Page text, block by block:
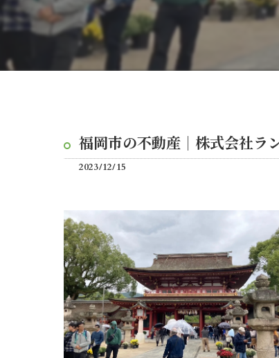
福岡市の不動産｜株式会社ラ
2023/12/15